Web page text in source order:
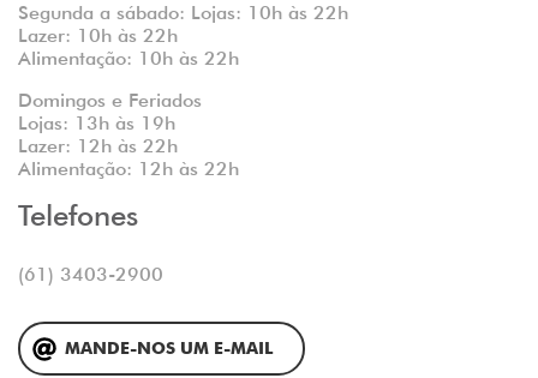
Segunda a sábado: Lojas: 10h às 22h
Lazer: 10h às 22h
Alimentação: 10h às 22h
Domingos e Feriados
Lojas: 13h às 19h
Lazer: 12h às 22h
Alimentação: 12h às 22h
Telefones
(61) 3403-2900
MANDE-NOS UM E-MAIL